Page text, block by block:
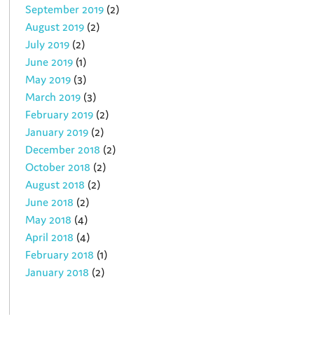
September 2019 (2)
August 2019 (2)
July 2019 (2)
June 2019 (1)
May 2019 (3)
March 2019 (3)
February 2019 (2)
January 2019 (2)
December 2018 (2)
October 2018 (2)
August 2018 (2)
June 2018 (2)
May 2018 (4)
April 2018 (4)
February 2018 (1)
January 2018 (2)